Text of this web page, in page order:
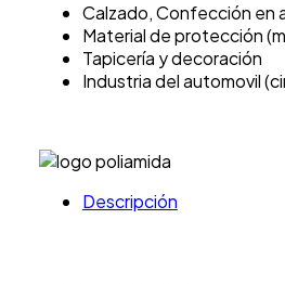
Calzado, Confección en
Material de protección
Tapicería y decoración
Industria del automovil
Descripción